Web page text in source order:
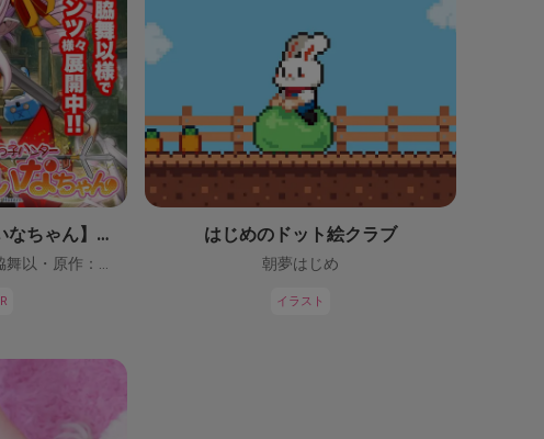
【鬼っ子ハンターついなちゃん】（CV：門脇舞以）プロジェクト！ はじめのドット絵クラブ
朝夢はじめ
イラスト